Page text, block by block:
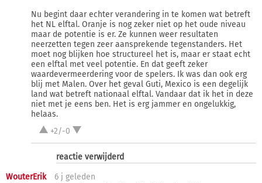
Nu begint daar echter verandering in te komen wat betreft
het NL elftal. Oranje is nog zeker niet op het oude niveau
maar de potentie is er. Ze kunnen weer resultaten
neerzetten tegen zeer aansprekende tegenstanders. Het
moet nog blijken hoe structureel het is, maar er staat echt
een elftal met veel potentie. En dat geeft zeker
waardevermeerdering voor de spelers. Ik was dan ook erg
blij met Malen. Over het geval Guti, Mexico is een degelijk
land wat betreft nationaal elftal. Vandaar dat ik het in deze
niet met je eens ben. Het is erg jammer en ongelukkig,
helaas.
+2/-0
reactie verwijderd
WouterErik 6 j geleden